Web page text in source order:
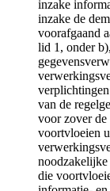
inzake
inzake de
voorafgaand
lid 1, onder
van de
voor zover
voortvloeien
noodzakelijke
die